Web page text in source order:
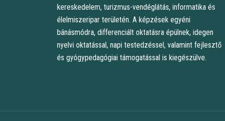
kereskedelem, turizmus-vendéglátás, informatika és
élelmiszeripar területén. A képzések egyéni
bánásmódra, differenciált oktatásra épülnek, idegen
nyelvi oktatással, napi testedzéssel, valamint fejlesztő
és gyógypedagógiai támogatással is kiegészülve.